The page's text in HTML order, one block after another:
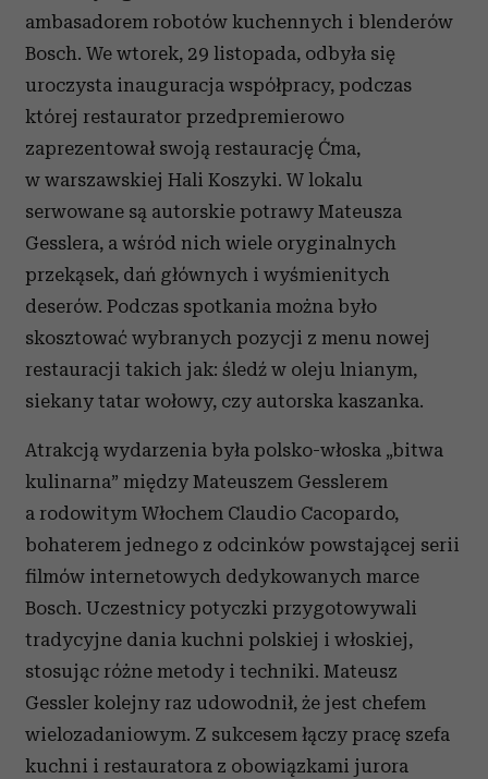
ambasadorem robotów kuchennych i blenderów
Bosch. We wtorek, 29 listopada, odbyła się
uroczysta inauguracja współpracy, podczas
której restaurator przedpremierowo
zaprezentował swoją restaurację Ćma,
w warszawskiej Hali Koszyki. W lokalu
serwowane są autorskie potrawy Mateusza
Gesslera, a wśród nich wiele oryginalnych
przekąsek, dań głównych i wyśmienitych
deserów. Podczas spotkania można było
skosztować wybranych pozycji z menu nowej
restauracji takich jak: śledź w oleju lnianym,
siekany tatar wołowy, czy autorska kaszanka.
Atrakcją wydarzenia była polsko-włoska „bitwa
kulinarna” między Mateuszem Gesslerem
a rodowitym Włochem Claudio Cacopardo,
bohaterem jednego z odcinków powstającej serii
filmów internetowych dedykowanych marce
Bosch. Uczestnicy potyczki przygotowywali
tradycyjne dania kuchni polskiej i włoskiej,
stosując różne metody i techniki. Mateusz
Gessler kolejny raz udowodnił, że jest chefem
wielozadaniowym. Z sukcesem łączy pracę szefa
kuchni i restauratora z obowiązkami jurora